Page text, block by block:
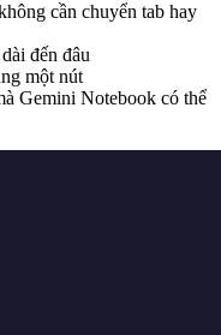
cần chuyển tab hay
đến đâu
một nút
Gemini Notebook có thể